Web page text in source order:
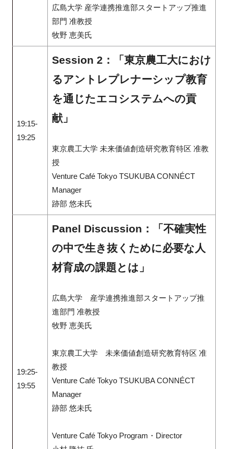
広島大学 産学連携推進部スタートアップ推進
部門 准教授
牧野 恵美氏
19:15-
19:25
Session 2：「東京農工大におけ
るアントレプレナーシップ教育
を通じたエコシステムへの貢
献」
東京農工大学 未来価値創造研究教育特区 准教
授
Venture Café Tokyo TSUKUBA CONNÉCT
Manager
跡部 悠未氏
19:25-
19:55
Panel Discussion：「不確実性
の中で生き抜くために必要な人
材育成の課題とは」
広島大学 産学連携推進部スタートアップ推
進部門 准教授
牧野 恵美氏
東京農工大学 未来価値創造研究教育特区 准
教授
Venture Café Tokyo TSUKUBA CONNÉCT
Manager
跡部 悠未氏
Venture Café Tokyo Program・Director